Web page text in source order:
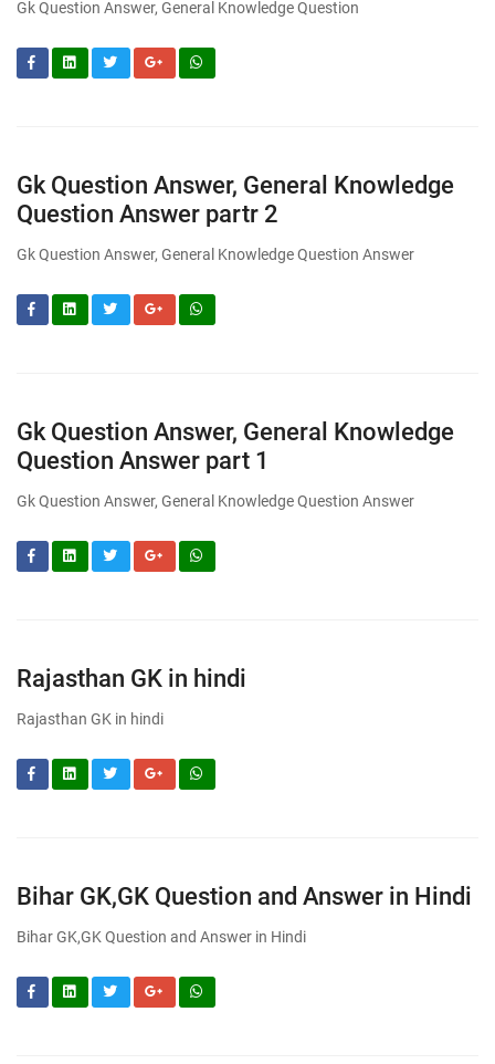
Gk Question Answer, General Knowledge Question
Gk Question Answer, General Knowledge
Question Answer partr 2
Gk Question Answer, General Knowledge Question Answer
Gk Question Answer, General Knowledge
Question Answer part 1
Gk Question Answer, General Knowledge Question Answer
Rajasthan GK in hindi
Rajasthan GK in hindi
Bihar GK,GK Question and Answer in Hindi
Bihar GK,GK Question and Answer in Hindi